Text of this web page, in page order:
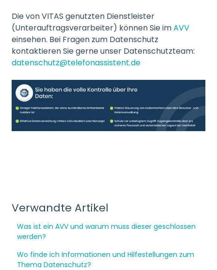
Die von VITAS genutzten Dienstleister
(Unterauftragsverarbeiter) können Sie imAVV
einsehen. Bei Fragen zum Datenschutz
kontaktieren Sie gerne unser Datenschutzteam:
datenschutz@telefonassistent.de
Verwandte Artikel
Was ist ein AVV und warum muss dieser geschlossen
werden?
Wo finde ich Informationen und Hilfestellungen zum
Thema Datenschutz?